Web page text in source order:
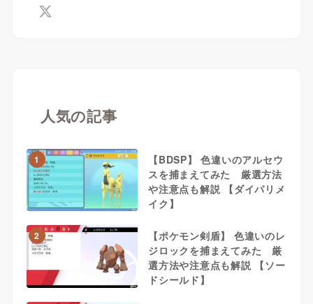
人気の記事
1
【BDSP】 色違いのアルセウ
スを捕まえてみた 厳選方法
や注意点も解説 【ダイパリメ
イク】
2
【ポケモン剣盾】 色違いのレ
ジロックを捕まえてみた 厳
選方法や注意点も解説 【ソー
ドシールド】